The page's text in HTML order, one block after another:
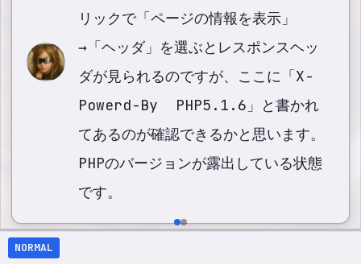
リックで「ページの情報を表示」
→「ヘッダ」を選ぶとレスポンスヘッ
ダが見られるのですが、ここに「X-
Powerd-By PHP5.1.6」と書かれ
てあるのが確認できるかと思います。
PHPのバージョンが露出している状態
です。
NORMAL